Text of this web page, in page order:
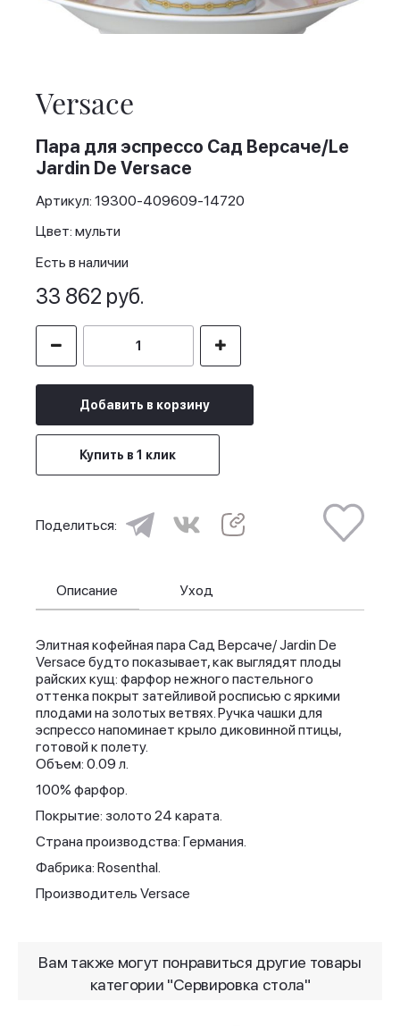
beginning
of
the
images
gallery
Versace
Пара для эспрессо Сад Версаче/Le
Jardin De Versace
Артикул: 19300-409609-14720
Цвет: мульти
Есть в наличии
33 862 руб.
Добавить в корзину
Купить в 1 клик
Поделиться:
Описание
Элитная кофейная пара Сад Версаче/ Jardin De
Versace будто показывает, как выглядят плоды
райских кущ: фарфор нежного пастельного
оттенка покрыт затейливой росписью с яркими
плодами на золотых ветвях. Ручка чашки для
эспрессо напоминает крыло диковинной птицы,
готовой к полету.
Объем: 0.09 л.
100% фарфор.
Покрытие: золото 24 карата.
Страна производства: Германия.
Фабрика: Rosenthal.
Производитель Versace
Уход
Вам также могут понравиться другие товары
категории "Сервировка стола"